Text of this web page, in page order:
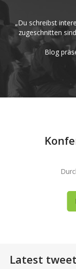
„Du schreibst
zugeschnitten
Blog
Latest